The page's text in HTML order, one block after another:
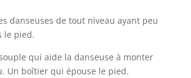
danseuses de tout niveau ayant peu
le pied.
qui aide la danseuse à monter
Un boîtier qui épouse le pied.